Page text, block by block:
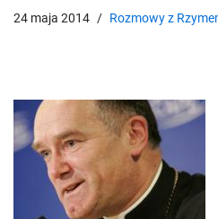
24 maja 2014 Rozmowy z